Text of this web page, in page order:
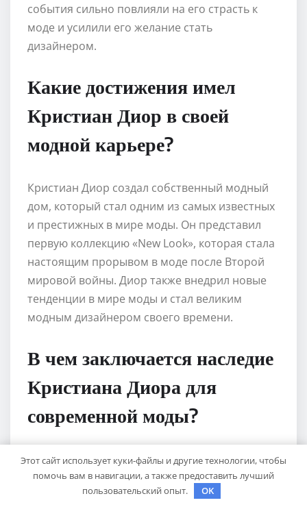
события сильно повлияли на его страсть к
моде и усилили его желание стать
дизайнером.
Какие достижения имел
Кристиан Диор в своей
модной карьере?
Кристиан Диор создал собственный модный
дом, который стал одним из самых известных
и престижных в мире моды. Он представил
первую коллекцию «New Look», которая стала
настоящим прорывом в моде после Второй
мировой войны. Диор также внедрил новые
тенденции в мире моды и стал великим
модным дизайнером своего времени.
В чем заключается наследие
Кристиана Диора для
современной моды?
Наследие Кристиана Диора для современной
моды заключается в его вкладе в развитие
haute couture и принципах женственности и
Этот сайт использует куки-файлы и другие технологии, чтобы
помочь вам в навигации, а также предоставить лучший
пользовательский опыт.
OK